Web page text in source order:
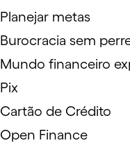
Planejar metas
Burocracia sem
Mundo financeiro
Pix
Cartão de Crédito
Open Finance